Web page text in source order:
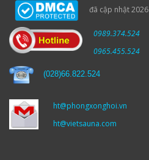
đã cập nhật 2026
0989.374.524
0965.455.524
(028)66.822.524
ht@phongxonghoi.vn
ht@vietsauna.com